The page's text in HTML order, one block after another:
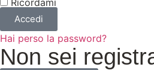
Accedi
Hai perso la password?
Non sei